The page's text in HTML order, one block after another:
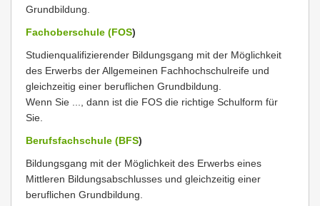
Grundbildung.
Fachoberschule (FOS)
Studienqualifizierender Bildungsgang mit der Möglichkeit
des Erwerbs der Allgemeinen Fachhochschulreife und
gleichzeitig einer beruflichen Grundbildung.
Wenn Sie ..., dann ist die FOS die richtige Schulform für
Sie.
Berufsfachschule (BFS)
Bildungsgang mit der Möglichkeit des Erwerbs eines
Mittleren Bildungsabschlusses und gleichzeitig einer
beruflichen Grundbildung.